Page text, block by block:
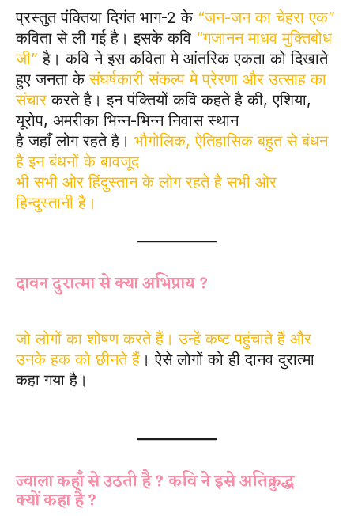
प्रस्तुत पंक्तिया दिगंत भाग-2 के “जन-जन का चेहरा एक”
कविता से ली गई है। इसके कवि “गजानन माधव मुक्तिबोध
जी” है। कवि ने इस कविता मे आंतरिक एकता को दिखाते
हुए जनता केसंघर्षकारी संकल्प मे प्रेरणा और उत्साह का
संचार करते है। इन पंक्तियों कवि कहते है की, एशिया,
यूरोप, अमरीका भिन्न-भिन्न निवास स्थान
है जहाँ लोग रहते है। भौगोलिक, ऐतिहासिक बहुत से बंधन
है इन बंधनों के बावजूद
भी सभी ओर हिंदुस्तान के लोग रहते है सभी ओर
हिन्दुस्तानी है।
दावन दुरात्मा से क्या अभिप्राय ?
जो लोगों का शोषण करते हैं। उन्हें कष्ट पहुंचाते हैं और
उनके हक को छीनते हैं । ऐसे लोगों को ही दानव दुरात्मा
कहा गया है।
ज्वाला कहाँ से उठती है ? कवि ने इसे अतिक्रुद्ध
क्यों कहा है ?